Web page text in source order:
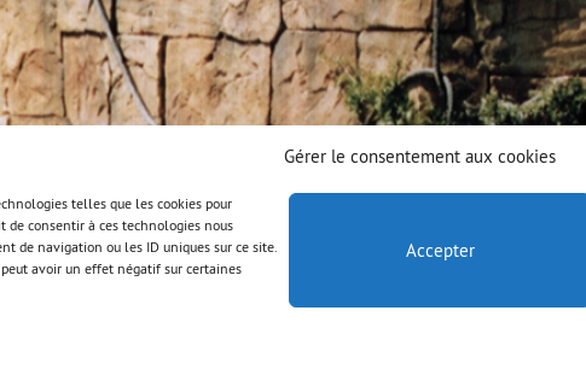
Gérer le consentement aux cookies
telles que les cookies pour
de consentir à ces technologies nous
de navigation ou les ID uniques sur ce site.
avoir un effet négatif sur certaines
Accepter